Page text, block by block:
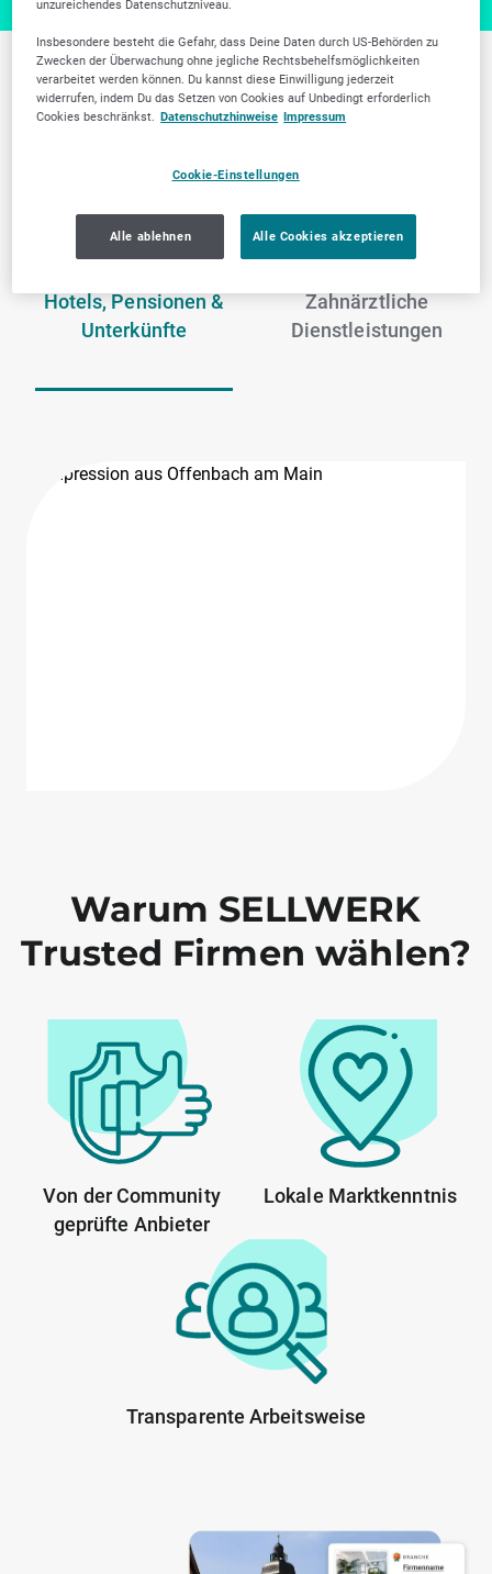
Weitere Branchen in
Hotels, Pensionen &
Unterkünfte
Zahnärztliche
Dienstleistungen
Warum SELLWERK
Trusted Firmen wählen?
Von der Community
geprüfte Anbieter
Lokale Marktkenntnis
Transparente Arbeitsweise
unzureichendes Datenschutzniveau.
Insbesondere besteht die Gefahr, dass Deine Daten durch US-Behörden zu
Zwecken der Überwachung ohne jegliche Rechtsbehelfsmöglichkeiten
verarbeitet werden können. Du kannst diese Einwilligung jederzeit
widerrufen, indem Du das Setzen von Cookies auf Unbedingt erforderlich
Cookies beschränkst. Datenschutzhinweise Impressum
Cookie-Einstellungen
Alle ablehnen Alle Cookies akzeptieren